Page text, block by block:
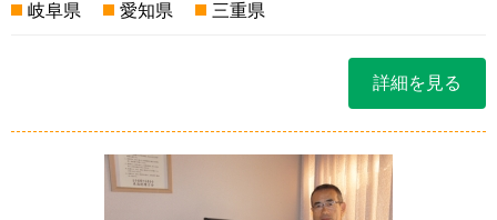
岐阜県 愛知県 三重県
詳細を見る